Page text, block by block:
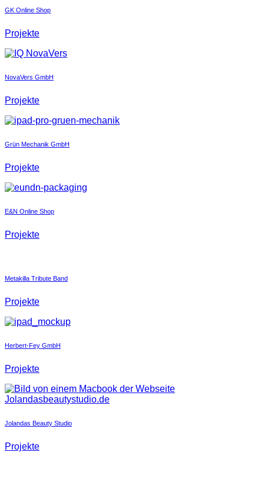
GK Online Shop
Projekte
NovaVers GmbH
Projekte
Grün Mechanik GmbH
Projekte
E&N Online Shop
Projekte
Metakilla Tribute Band
Projekte
Herbert-Fey GmbH
Projekte
Jolandas Beauty Studio
Projekte